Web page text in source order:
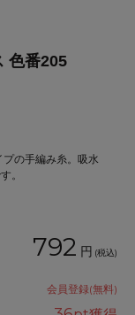
色番205
の手編み糸。吸水
。
792 円 (税込)
会員登録(無料)